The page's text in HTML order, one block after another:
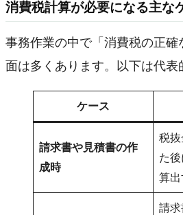
消費税計算が必要になる主な
事務作業の中で「消費税の正
面は多くあります。以下は代表
ケース
請求書や見積書の作
成時
税抜
た
算出
請